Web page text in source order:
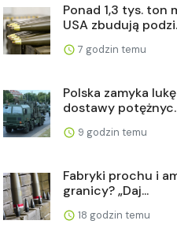
Ponad 1,3 tys. ton
USA zbudują
7 godzin temu
Polska zamyka
dostawy
9 godzin temu
Fabryki prochu i
granicy? „Daj...
18 godzin temu